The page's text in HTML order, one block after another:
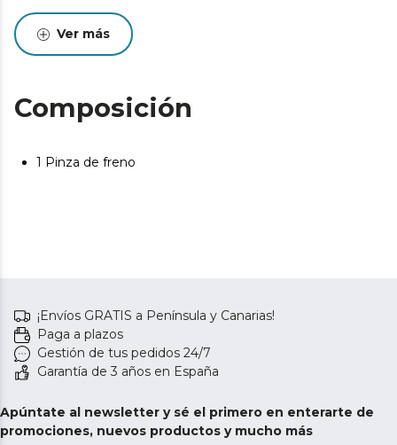
Ver más
Composición
1 Pinza de freno
¡Envíos GRATIS a Península y Canarias!
Paga a plazos
Gestión de tus pedidos 24/7
Garantía de 3 años en España
Apúntate al newsletter y sé el primero en enterarte de
promociones, nuevos productos y mucho más